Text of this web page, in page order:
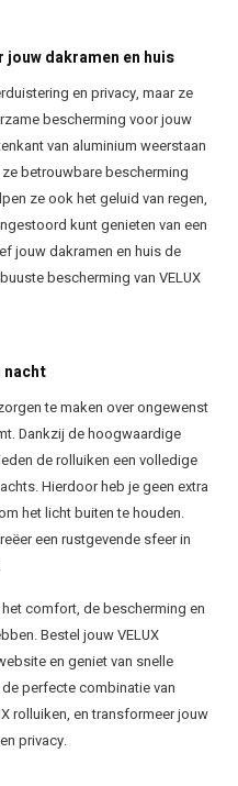
dakramen en huis
en privacy, maar ze
bescherming voor jouw
van aluminium weerstaan
betrouwbare bescherming
ze ook het geluid van regen,
kunt genieten van een
jouw dakramen en huis de
bescherming van VELUX
nacht
te maken over ongewenst
Dankzij de hoogwaardige
de rolluiken een volledige
Hierdoor heb je geen extra
het licht buiten te houden.
een rustgevende sfeer in
comfort, de bescherming en
Bestel jouw VELUX
en geniet van snelle
perfecte combinatie van
rolluiken, en transformeer jouw
privacy.